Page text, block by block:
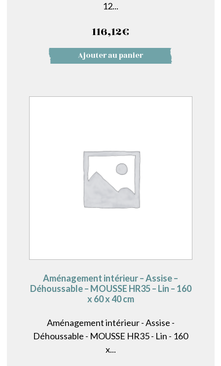
12...
116,12€
Ajouter au panier
Aménagement intérieur – Assise –
Déhoussable – MOUSSE HR35 – Lin – 160
x 60 x 40 cm
Aménagement intérieur - Assise -
Déhoussable - MOUSSE HR35 - Lin - 160
x...